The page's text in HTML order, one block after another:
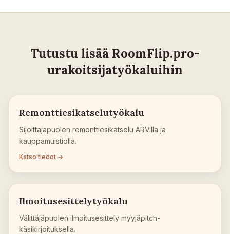
Tutustu lisää RoomFlip.pro-
urakoitsijatyökaluihin
Remonttiesikatselutyökalu
Sijoittajapuolen remonttiesikatselu ARV:lla ja
kauppamuistiolla.
Katso tiedot →
Ilmoitusesittelytyökalu
Välittäjäpuolen ilmoitusesittely myyjäpitch-
käsikirjoituksella.